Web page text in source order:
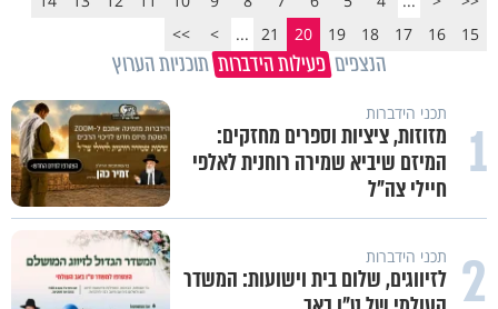
15
16
17
18
19
20
21
...
>
>>
הנצפים פעילות הידברות תוכניות הערוץ
1 תכני הידברות
מזוזות, ציציות וספרים מחזקים:
המיזם שיביא שמירה רוחנית לאלפי
חיילי צה"ל
2 תכני הידברות
לזיווגים, שלום בית וישועות: המשדר